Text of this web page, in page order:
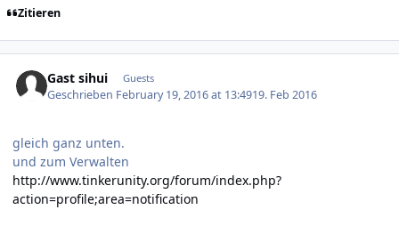
Zitieren
Gast sihui Guests
Geschrieben February 19, 2016 at 13:4919. Feb 2016
gleich ganz unten.
und zum Verwalten
http://www.tinkerunity.org/forum/index.php?
action=profile;area=notification